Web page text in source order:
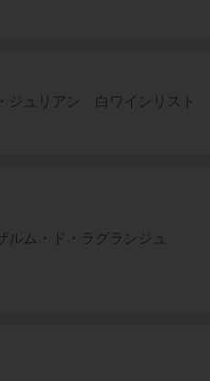
ジュリアン 白ワインリスト
ルム・ド・ラグランジュ